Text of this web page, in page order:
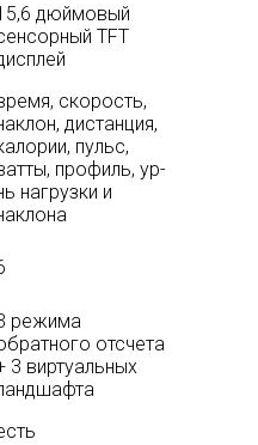
дюймовый
TFT
скорость,
дистанция,
пульс,
профиль, ур-
нагрузки и
режима
отсчета
3 виртуальных